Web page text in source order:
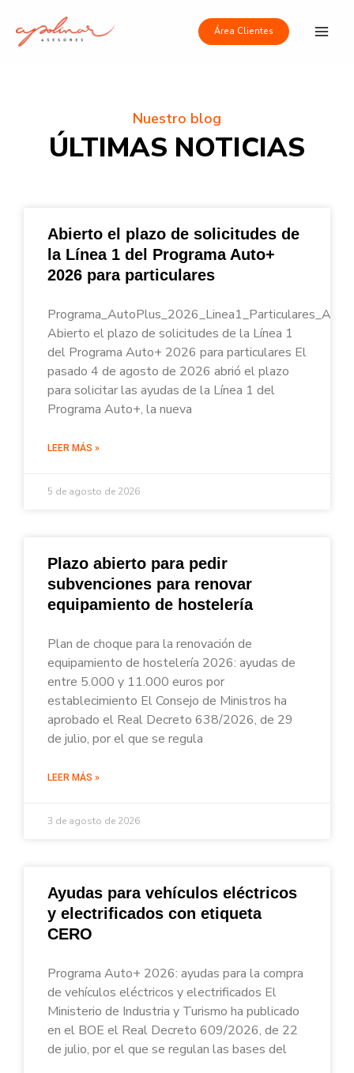
contenido
Área Clientes
Nuestro blog
ÚLTIMAS NOTICIAS
Abierto el plazo de solicitudes de
la Línea 1 del Programa Auto+
2026 para particulares
Abierto el plazo de solicitudes de la Línea 1
del Programa Auto+ 2026 para particulares El
pasado 4 de agosto de 2026 abrió el plazo
para solicitar las ayudas de la Línea 1 del
Programa Auto+, la nueva
LEER MÁS »
5 de agosto de 2026
Plazo abierto para pedir
subvenciones para renovar
equipamiento de hostelería
Plan de choque para la renovación de
equipamiento de hostelería 2026: ayudas de
entre 5.000 y 11.000 euros por
establecimiento El Consejo de Ministros ha
aprobado el Real Decreto 638/2026, de 29
de julio, por el que se regula
LEER MÁS »
3 de agosto de 2026
Ayudas para vehículos eléctricos
y electrificados con etiqueta
CERO
Programa Auto+ 2026: ayudas para la compra
de vehículos eléctricos y electrificados El
Ministerio de Industria y Turismo ha publicado
en el BOE el Real Decreto 609/2026, de 22
de julio, por el que se regulan las bases del